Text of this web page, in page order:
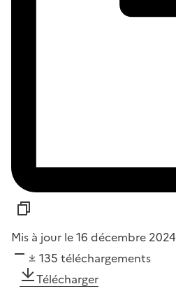
Mis à jour le 16 décembre 2024
135 téléchargements
Télécharger